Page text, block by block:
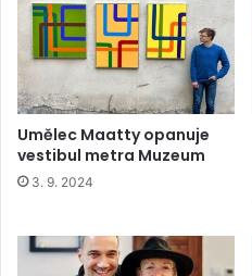
Umělec Maatty opanuje
vestibul metra Muzeum
3. 9. 2024